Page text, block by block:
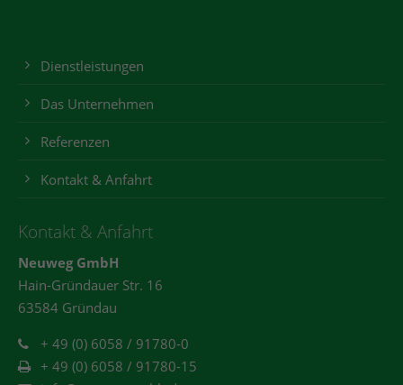
Dienstleistungen
Das Unternehmen
Referenzen
Kontakt & Anfahrt
Kontakt & Anfahrt
Neuweg GmbH
Hain-Gründauer Str. 16
63584 Gründau
+ 49 (0) 6058 / 91780-0
+ 49 (0) 6058 / 91780-15